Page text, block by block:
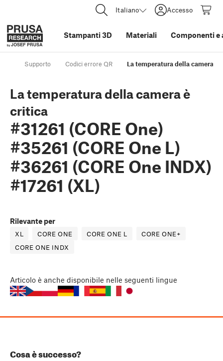
Italiano Accesso
Stampanti 3D Materiali Componenti e
Supporto Codici errore QR La temperatura della camera è
La temperatura della camera è
critica
#31261 (CORE One)
#35261 (CORE One L)
#36261 (CORE One INDX)
#17261 (XL)
Rilevante per
XL CORE ONE CORE ONE L
CORE ONE+
CORE ONE INDX
Articolo è anche disponibile nelle seguenti lingue
Cosa è successo?